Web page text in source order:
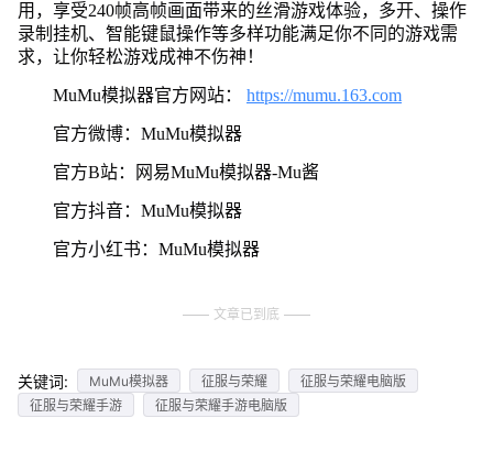
用，享受240帧高帧画面带来的丝滑游戏体验，多开、操作
录制挂机、智能键鼠操作等多样功能满足你不同的游戏需
求，让你轻松游戏成神不伤神！
MuMu模拟器官方网站： https://mumu.163.com
官方微博：MuMu模拟器
官方B站：网易MuMu模拟器-Mu酱
官方抖音：MuMu模拟器
官方小红书：MuMu模拟器
文章已到底
关键词: MuMu模拟器 征服与荣耀
征服与荣耀电脑版
征服与荣耀手游
征服与荣耀手游电脑版